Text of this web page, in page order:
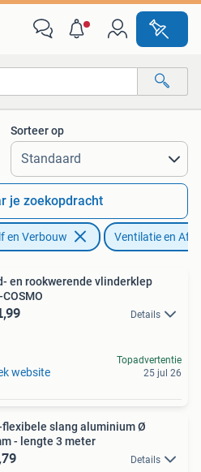
Sorteer op
je zoekopdracht
en Verbouw Ventilatie en
en rookwerende vlinderklep
Details
website
Topadvertentie
25 jul 26
flexibele slang aluminium Ø
- lengte 3 meter
Details